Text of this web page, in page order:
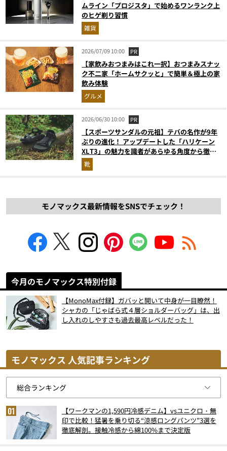
ムライン「プロジスタ」で始めるワンランク上
のヒゲ剃り習慣
雑貨
2026/07/09 10:00 PR
【家飲みおつまみはこれ一択】おつまみスナッ
ク不二家「ホームサクッと」で簡単＆極上の家
飲み体験
グルメ
2026/06/30 10:00 PR
【スポーツサンダルの元祖】テバの名作が9年
ぶりの進化！ アップデートした「ハリケーン
XLT3」の魅力を識者があらゆる角度から徹底
解説！
靴
モノマックス最新情報をSNSでチェック！
今月のモノマックス特別付録
【MonoMax付録】ガバッと開いて中身が一目瞭然！
シャカの「じゃばら式４層ショルダーバッグ」は、出
し入れのしやすさも過去最高レベルだった！
モノマックス 人気記事ランキング
【ワークマンの1,590円冷感デニム】vsユニクロ・無
印で比較！猛暑を乗り切る“涼感ロングパンツ”3選を
徹底解剖。接触冷感から綿100%まで決定版